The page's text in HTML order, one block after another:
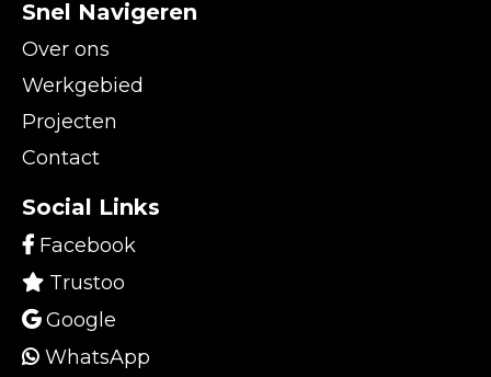
Snel Navigeren
Over ons
Werkgebied
Projecten
Contact
Social Links
Facebook
Trustoo
Google
WhatsApp